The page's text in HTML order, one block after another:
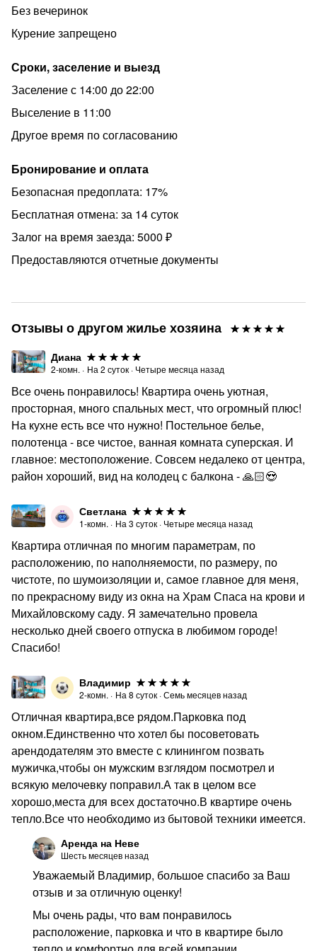
осуществляется по предварительному запросу.
5. ✅ Принимаем гостей старше 22 лет или в
сопровождении лиц достигших данного возраста.
Несовершеннолетние гости могут быть размещены
вместе с родителями, либо с лицом старше 22 лет при
предоставлении нотариальной доверенности на
сопровождение ребёнка.
6. ⛔️ Оставляем за собой право отказать в заселении
❓Если у Вас возникли вопросы или есть пожелания -
напишите нам:
🫶 Приятного проживания! Благодарим, что выбрали
нас!
Без вечеринок
Курение запрещено
Сроки, заселение и выезд
Заселение с 14:00 до 22:00
Выселение в 11:00
Другое время по согласованию
Бронирование и оплата
Безопасная предоплата: 17%
Бесплатная отмена: за 14 суток
Залог на время заезда: 5000 ₽
Предоставляются отчетные документы
Отзывы о другом жилье хозяина
Диана
2-комн. · На 2 суток · Четыре месяца назад
Все очень понравилось! Квартира очень уютная,
просторная, много спальных мест, что огромный плюс!
На кухне есть все что нужно! Постельное белье,
полотенца - все чистое, ванная комната суперская. И
главное: местоположение. Совсем недалеко от центра,
район хороший, вид на колодец с балкона - 🙏🏻😍
Светлана
1-комн. · На 3 суток · Четыре месяца назад
Квартира отличная по многим параметрам, по
расположению, по наполняемости, по размеру, по
чистоте, по шумоизоляции и, самое главное для меня,
по прекрасному виду из окна на Храм Спаса на крови и
Михайловскому саду. Я замечательно провела
несколько дней своего отпуска в любимом городе!
Спасибо!
Владимир
2-комн. · На 8 суток ·Семь месяцев назад
Отличная квартира,все рядом.Парковка под
окном.Единственно что хотел бы посоветовать
арендодателям это вместе с клинингом позвать
мужичка,чтобы он мужским взглядом посмотрел и
всякую мелочевку поправил.А так в целом все
хорошо,места для всех достаточно.В квартире очень
тепло.Все что необходимо из бытовой техники имеется.
Аренда на Неве
Шесть месяцев назад
Уважаемый Владимир, большое спасибо за Ваш
отзыв и за отличную оценку!
Мы очень рады, что вам понравилось
расположение, парковка и что в квартире было